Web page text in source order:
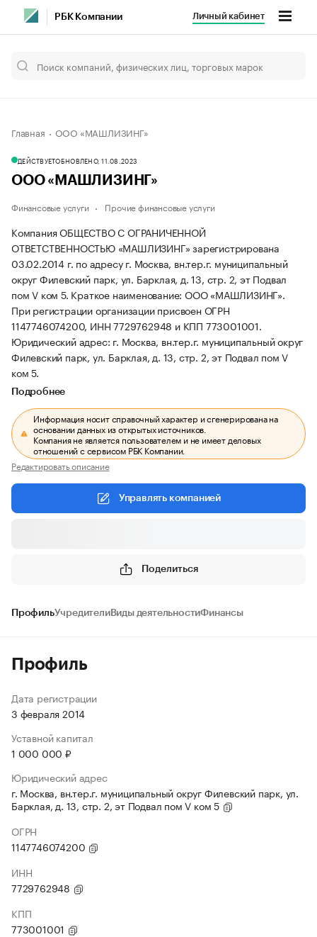
РБК Компании Личный кабинет
Главная ООО «МАШЛИЗИНГ»
ДЕЙСТВУЕТОБНОВЛЕНО, 11.08.2023
ООО «МАШЛИЗИНГ»
Финансовые услуги Прочие финансовые услуги
Компания ОБЩЕСТВО С ОГРАНИЧЕННОЙ
ОТВЕТСТВЕННОСТЬЮ «МАШЛИЗИНГ» зарегистрирована
03.02.2014 г. по адресу г. Москва, вн.тер.г. муниципальный
округ Филевский парк, ул. Барклая, д. 13, стр. 2, эт Подвал
пом V ком 5. Краткое наименование: ООО «МАШЛИЗИНГ».
При регистрации организации присвоен ОГРН
1147746074200, ИНН 7729762948 и КПП 773001001.
Юридический адрес: г. Москва, вн.тер.г. муниципальный округ
Филевский парк, ул. Барклая, д. 13, стр. 2, эт Подвал пом V
ком 5.
Подробнее
Информация носит справочный характер и сгенерирована на
основании данных из открытых источников.
Компания не является пользователем и не имеет деловых
отношений с сервисом РБК Компании.
Редактировать описание
Управлять компанией
Поделиться
ПрофильУчредителиВиды деятельностиФинансы
Профиль
Дата регистрации
3 февраля 2014
Уставной капитал
1 000 000 ₽
Юридический адрес
г. Москва, вн.тер.г. муниципальный округ Филевский парк, ул.
Барклая, д. 13, стр. 2, эт Подвал пом V ком 5
ОГРН
1147746074200
ИНН
7729762948
КПП
773001001